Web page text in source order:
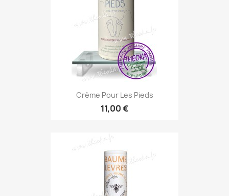
Crème Pour Les Pieds
11,00 €